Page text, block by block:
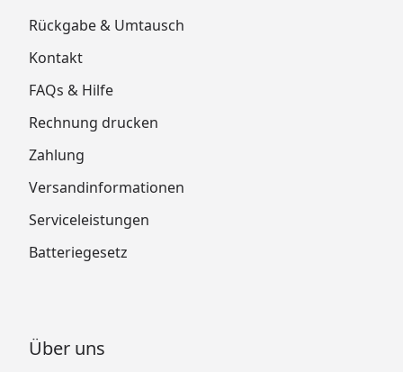
Rückgabe & Umtausch
Kontakt
FAQs & Hilfe
Rechnung drucken
Zahlung
Versandinformationen
Serviceleistungen
Batteriegesetz
Über uns